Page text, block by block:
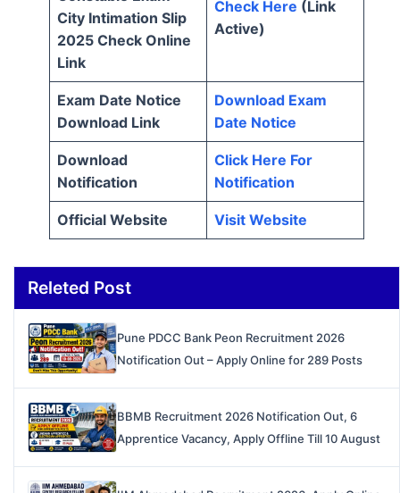
City Intimation Slip
2025 Check Online
Link
Check Here (Link
Active)
Exam Date Notice
Download Link
Download Exam
Date Notice
Download
Notification
Click Here For
Notification
Official Website Visit Website
Releted Post
Pune PDCC Bank Peon Recruitment 2026
Notification Out – Apply Online for 289 Posts
BBMB Recruitment 2026 Notification Out, 6
Apprentice Vacancy, Apply Offline Till 10 August